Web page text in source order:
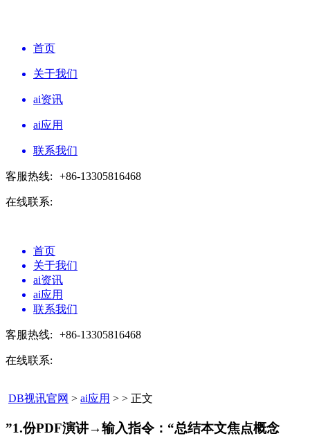
首页
关于我们
ai资讯
ai应用
联系我们
客服热线: +86-13305816468
在线联系:
首页
关于我们
ai资讯
ai应用
联系我们
客服热线: +86-13305816468
在线联系:
DB视讯官网 > ai应用 > > 正文
”1.份PDF演讲→输入指令：“总结本文焦点概念​